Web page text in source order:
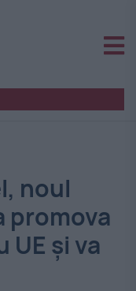
noul
promova
şi va